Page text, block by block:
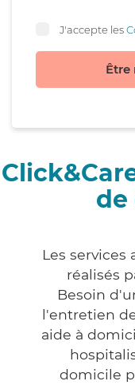
J'accepte les
Être
de
Les services
réalisés
Besoin
l'entretien
aide à
domicile